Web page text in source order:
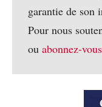
garantie de son
Pour nous
ou abonnez-